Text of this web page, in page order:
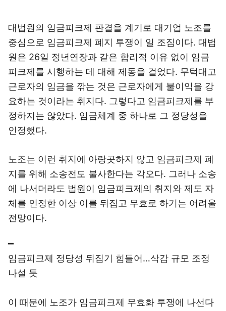
대법원의 임금피크제 판결을 계기로 대기업 노조를
중심으로 임금피크제 폐지 투쟁이 일 조짐이다. 대법
원은 26일 정년연장과 같은 합리적 이유 없이 임금
피크제를 시행하는 데 대해 제동을 걸었다. 무턱대고
근로자의 임금을 깎는 것은 근로자에게 불이익을 강
요하는 것이라는 취지다. 그렇다고 임금피크제를 부
정하지는 않았다. 임금체계 중 하나로 그 정당성을
인정했다.
노조는 이런 취지에 아랑곳하지 않고 임금피크제 폐
지를 위해 소송전도 불사한다는 각오다. 그러나 소송
에 나서더라도 법원이 임금피크제의 취지와 제도 자
체를 인정한 이상 이를 뒤집고 무효로 하기는 어려울
전망이다.
━
임금피크제 정당성 뒤집기 힘들어…삭감 규모 조정
나설 듯
이 때문에 노조가 임금피크제 무효화 투쟁에 나선다